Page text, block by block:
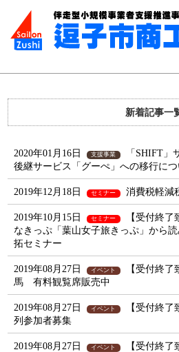
新着記事一
2020年01月16日 支援事業
「SHIFT」
後継サービス「グーぺ」への移行に
2019年12月18日 セミナー 消費税軽減
2019年10月15日 セミナー
【受付終
なきっぷ「葉山女子旅きっぷ」から
拓セミナー
2019年08月27日 イベント
【受付終
馬 有料観覧席販売中
2019年08月27日 イベント
【受付終
列参加者募集
2019年08月27日 イベント
【受付終